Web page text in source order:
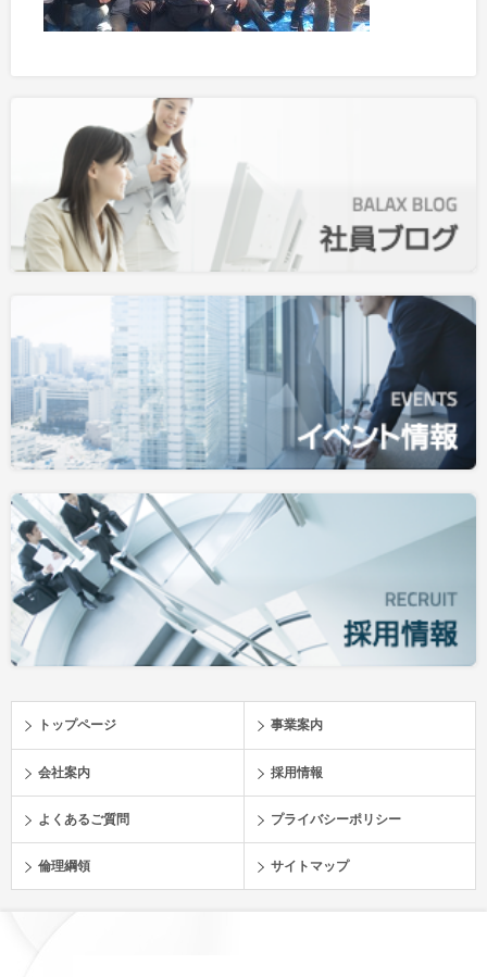
トップページ 事業案内
会社案内 採用情報
よくあるご質問 プライバシーポリシー
倫理綱領 サイトマップ